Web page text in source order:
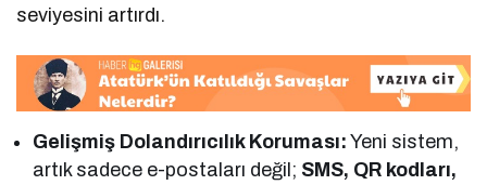
seviyesini artırdı.
Gelişmiş Dolandırıcılık Koruması: Yeni sistem,
artık sadece e-postaları değil; SMS, QR kodları,